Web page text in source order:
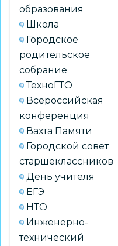
образования
Школа
Городское
родительское
собрание
ТехноГТО
Всероссийская
конференция
Вахта Памяти
Городской совет
старшеклассников
День учителя
ЕГЭ
НТО
Инженерно-
технический